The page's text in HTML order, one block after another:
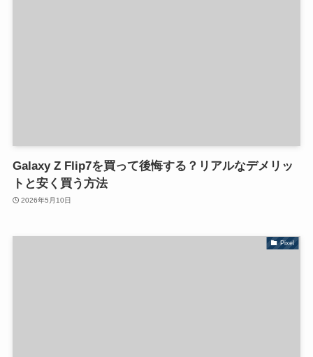
Galaxy Z Flip7を買って後悔する？リアルなデメリッ
トと安く買う方法
2026年5月10日
Pixel